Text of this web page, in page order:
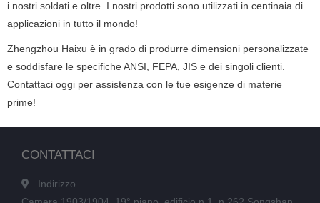
i nostri soldati e oltre.
I nostri prodotti sono utilizzati in centinaia di
applicazioni in tutto il mondo!
Zhengzhou Haixu è in grado di produrre dimensioni personalizzate
e soddisfare le specifiche ANSI, FEPA, JIS e dei singoli clienti.
Contattaci oggi per assistenza con le tue esigenze di materie
prime!
CONTATTACI
Indirizzo